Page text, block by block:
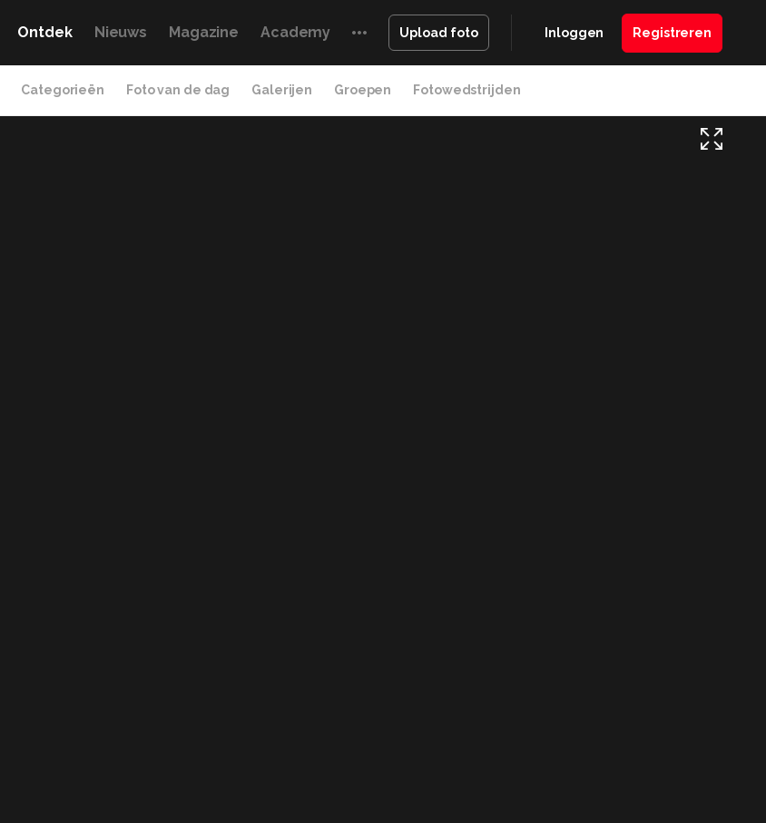
Ontdek Nieuws Magazine Academy Upload foto Inloggen Registreren
Categorieën Foto van de dag Galerijen Groepen Fotowedstrijden